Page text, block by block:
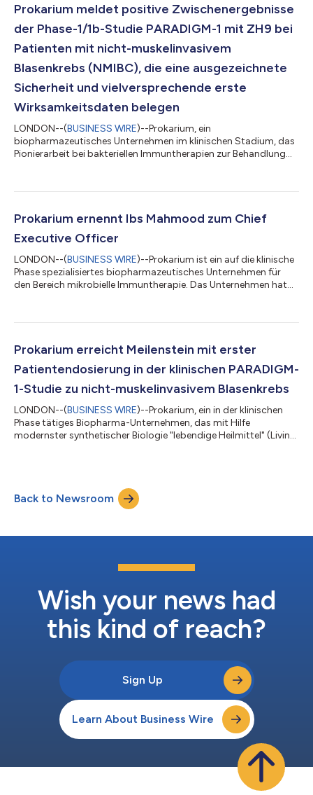
Prokarium meldet positive Zwischenergebnisse
der Phase-1/1b-Studie PARADIGM-1 mit ZH9 bei
Patienten mit nicht-muskelinvasivem
Blasenkrebs (NMIBC), die eine ausgezeichnete
Sicherheit und vielversprechende erste
Wirksamkeitsdaten belegen
LONDON--(BUSINESS WIRE)--Prokarium, ein
biopharmazeutisches Unternehmen im klinischen Stadium, das
Pionierarbeit bei bakteriellen Immuntherapien zur Behandlung
laufenden Phase-1/1b-Studie PARADIGM-1 mit ZH9 bei Patienten
Daten wurden im Rahmen eines mündlichen Vortrags auf der
Prokarium ernennt Ibs Mahmood zum Chief
Executive Officer
LONDON--(BUSINESS WIRE)--Prokarium ist ein auf die klinische
Phase spezialisiertes biopharmazeutisches Unternehmen für
den Bereich mikrobielle Immuntherapie. Das Unternehmen hat
der dem Board of Directors beitritt, um weiterhin die
kann auf 25 Jahre als Unternehmer in der Biotechnologie
Prokarium erreicht Meilenstein mit erster
Patientendosierung in der klinischen PARADIGM-
1-Studie zu nicht-muskelinvasivem Blasenkrebs
LONDON--(BUSINESS WIRE)--Prokarium, ein in der klinischen
Phase tätiges Biopharma-Unternehmen, das mit Hilfe
modernster synthetischer Biologie "lebendige Heilmittel" (Living
Blasenkrebs (NMIBC). Die Studie wird an mehreren klinischen
Zentren in den Vereinigten Staaten durchgeführt und soll
zunächst die Sicherheit einer einmal...
Back to Newsroom
Wish your news had
this kind of reach?
Sign Up
Learn About Business Wire